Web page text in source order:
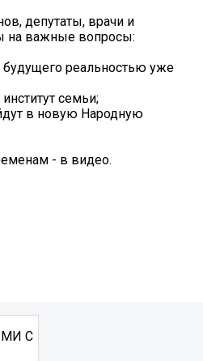
депутаты, врачи и
на важные вопросы:
будущего реальностью уже
семьи;
в новую Народную
- в видео.
С